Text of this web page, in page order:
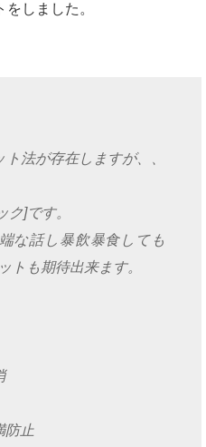
しました。
法が存在しますが、、
ク]です。
な話し暴飲暴食しても
トも期待出来ます。
防止